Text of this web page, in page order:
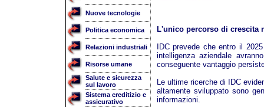
Nuove tecnologie
Politica economica
Relazioni industriali
Risorse umane
Salute e sicurezza
sul lavoro
Sistema creditizio e
assicurativo
L'unico percorso di crescita
IDC prevede che entro il
intelligenza aziendale
conseguente vantaggio
Le ultime ricerche di IDC
altamente sviluppato sono
informazioni.